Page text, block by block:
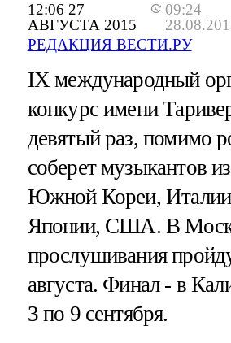
12:06 27
АВГУСТА 2015
09:24
РЕДАКЦИЯ ВЕСТИ.РУ
IX международный
конкурс имени
девятый раз, помимо
соберет музыкантов
Южной Кореи,
Японии, США. В
прослушивания
августа. Финал - в
3 по 9 сентября.